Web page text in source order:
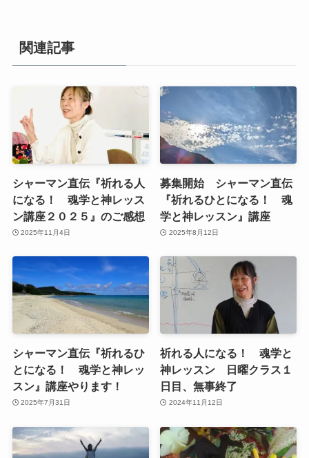
関連記事
シャーマン直伝『祈れる人
になる！ 魂学と神レッス
ン講座２０２５』のご感想
2025年11月4日
募集開始 シャーマン直伝
『祈れるひとになる！ 魂
学と神レッスン』講座
2025年8月12日
シャーマン直伝『祈れるひ
とになる！ 魂学と神レッ
スン』講座やります！
2025年7月31日
祈れる人になる！ 魂学と
神レッスン 日曜クラス１
日目、無事終了
2024年11月12日